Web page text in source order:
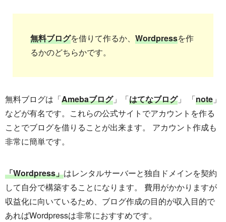
無料ブログを借りて作るか、 Wordpressを作
るかのどちらかです。
無料ブログは「Amebaブログ」「はてなブログ」 「note 」
などが有名です。これらの公式サイトでアカウントを作る
ことでブログを借りることが出来ます。 アカウント作成も
非常に簡単です。
「Wordpress」はレンタルサーバーと独自ドメインを契約
して自分で構築することになります。 費用がかかりますが
収益化に向いているため、ブログ作成の目的が収入目的で
あればWordpressは非常におすすめです。